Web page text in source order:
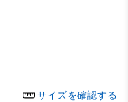
サイズを確認する